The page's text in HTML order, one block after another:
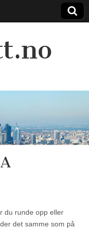
du runde opp eller
det samme som på